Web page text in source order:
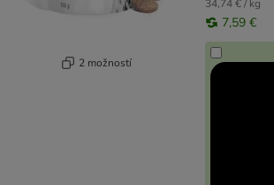
2 možností
34,74 € / kg
7,59 €